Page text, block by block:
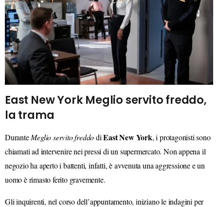
East New York Meglio servito freddo,
la trama
DuranteMeglio servito freddodiEast New York, i protagonisti sono
chiamati ad intervenire nei pressi di un supermercato. Non appena il
negozio ha aperto i battenti, infatti, è avvenuta una aggressione e un
uomo è rimasto ferito gravemente.
Gli inquirenti, nel corso dell’appuntamento, iniziano le indagini per